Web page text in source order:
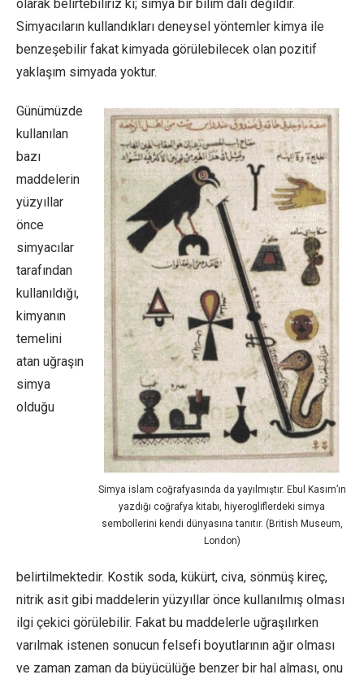
olarak belirtebiliriz ki; simya bir bilim dalı değildir.
Simyacıların kullandıkları deneysel yöntemler kimya ile
benzeşebilir fakat kimyada görülebilecek olan pozitif
yaklaşım simyada yoktur.
Simya islam coğrafyasında da yayılmıştır. Ebul Kasım’ın
yazdığı coğrafya kitabı, hiyerogliflerdeki simya
sembollerini kendi dünyasına tanıtır. (British Museum,
London)
Günümüzde
kullanılan
bazı
maddelerin
yüzyıllar
önce
simyacılar
tarafından
kullanıldığı,
kimyanın
temelini
atan uğraşın
simya
olduğu
belirtilmektedir. Kostik soda, kükürt, civa, sönmüş kireç,
nitrik asit gibi maddelerin yüzyıllar önce kullanılmış olması
ilgi çekici görülebilir. Fakat bu maddelerle uğraşılırken
varılmak istenen sonucun felsefi boyutlarının ağır olması
ve zaman zaman da büyücülüğe benzer bir hal alması, onu